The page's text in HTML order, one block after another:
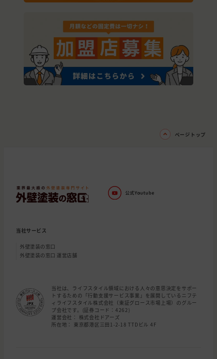
ページトップ
当社サービス
外壁塗装の窓口
外壁塗装の窓口 運営店舗
当社は、ライフスタイル領域における人々の意思決定をサポー
トするための「行動支援サービス事業」を展開しているニフテ
ィライフスタイル株式会社（東証グロース市場上場）のグルー
プ会社です。(証券コード：4262)
運営会社： 株式会社ドアーズ
所在地： 東京都港区三田1-2-18 TTDビル 4F